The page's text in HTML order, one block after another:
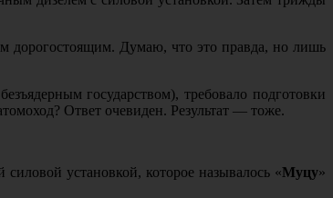
дорогостоящим. Думаю, что это правда, но лишь
государством), требовало подготовки
Ответ очевиден. Результат — тоже.
установкой, которое называлось «Муцу»